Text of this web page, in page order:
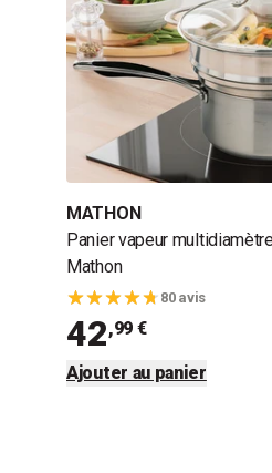
MATHON
Panier vapeur
Mathon
80 avis
42,99 €
Ajouter au panier